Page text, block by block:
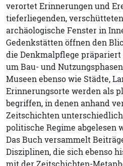
verortet Erinnerungen und
tieferliegenden,
archäologische Fenster in
Gedenkstätten öffnen den
die Denkmalpflege
um Bau- und
Museen ebenso wie Städte,
Erinnerungsorte werden als
begriffen, in denen anhand
Zeitschichten
politische Regime abgelesen
Das Buch versammelt
Disziplinen, die sich ebenso